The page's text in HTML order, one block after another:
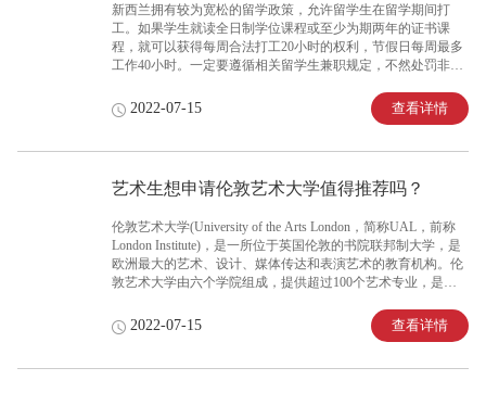
新西兰拥有较为宽松的留学政策，允许留学生在留学期间打
工。如果学生就读全日制学位课程或至少为期两年的证书课
程，就可以获得每周合法打工20小时的权利，节假日每周最多
工作40小时。一定要遵循相关留学生兼职规定，不然处罚非常
2022-07-15 查看详情
艺术生想申请伦敦艺术大学值得推荐吗？
伦敦艺术大学(University of the Arts London，简称UAL，前称
London Institute)，是一所位于英国伦敦的书院联邦制大学，是
欧洲最大的艺术、设计、媒体传达和表演艺术的教育机构。伦
敦艺术大学由六个学院组成，提供超过100个艺术专业，是一
2022-07-15 查看详情